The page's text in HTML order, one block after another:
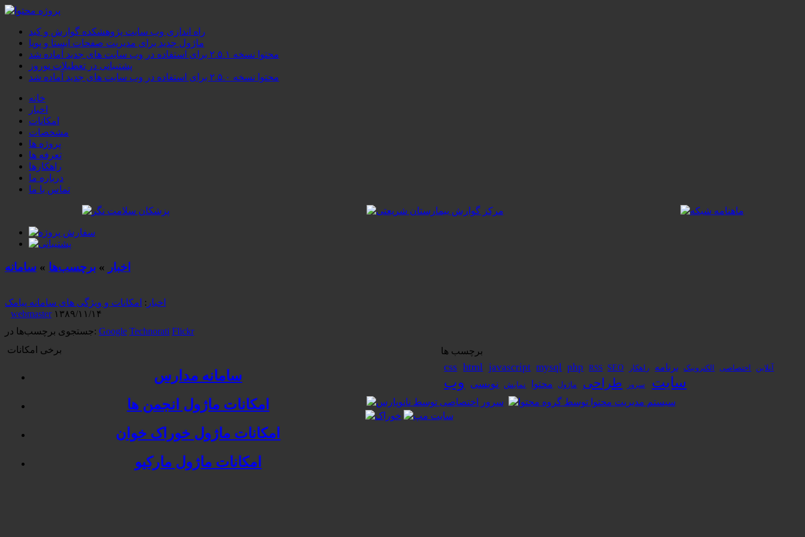
راه اندازی وب سایت پژوهشکده گوارش و کبد
ماژول جدید برای مدیریت صفحات ایستا و پویا
محتوا نسخه ۲.۵.۱ برای استفاده در وب سایت های جدید آماده شد
پشتیبانی در تعطیلات نوروز
محتوا نسخه ۲.۵.۰ برای استفاده در وب سایت های جدید آماده شد
خانه
اخبار
امکانات
مشخصات
پروژه ها
تعرفه ها
راهکارها
درباره ما
تماس با ما
اخبار » برچسب‌ها » سامانه
اخبار : امکانات و ویژگی های سامانه پیامک
webmaster۱۳۸۹/۱۱/۱۴
جستجوی برچسب‌ها در: Google Technorati Flickr
برخی امکانات
سامانه مدارس
امکانات ماژول انجمن ها
امکانات ماژول خوراک خوان
امکانات ماژول مارکیو
برچسب ها
css html javascript mysql php RSS SEO آنلاین اختصاصی الکترونیک برنامه راهکار
سایت سرور طراحی ماژول محتوا نمایش نویسی وب